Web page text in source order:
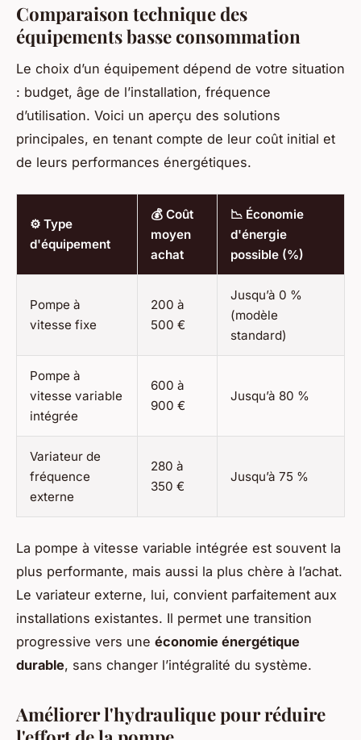
Comparaison technique des
équipements basse consommation
Le choix d’un équipement dépend de votre situation
: budget, âge de l’installation, fréquence
d’utilisation. Voici un aperçu des solutions
principales, en tenant compte de leur coût initial et
de leurs performances énergétiques.
⚙️ Type
d'équipement
💰 Coût
moyen
achat
📉 Économie
d'énergie
possible (%)
Pompe à
vitesse fixe
200 à
500 €
Jusqu’à 0 %
(modèle
standard)
Pompe à
vitesse variable
intégrée
600 à
900 €
Jusqu’à 80 %
Variateur de
fréquence
externe
280 à
350 €
Jusqu’à 75 %
La pompe à vitesse variable intégrée est souvent la
plus performante, mais aussi la plus chère à l’achat.
Le variateur externe, lui, convient parfaitement aux
installations existantes. Il permet une transition
progressive vers une économie énergétique
durable, sans changer l’intégralité du système.
Améliorer l'hydraulique pour réduire